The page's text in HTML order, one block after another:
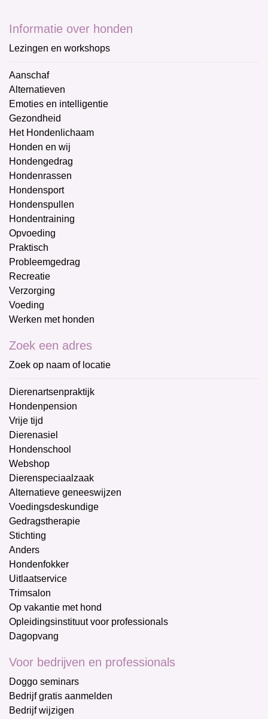
Informatie over honden
Lezingen en workshops
Aanschaf
Alternatieven
Emoties en intelligentie
Gezondheid
Het Hondenlichaam
Honden en wij
Hondengedrag
Hondenrassen
Hondensport
Hondenspullen
Hondentraining
Opvoeding
Praktisch
Probleemgedrag
Recreatie
Verzorging
Voeding
Werken met honden
Zoek een adres
Zoek op naam of locatie
Dierenartsenpraktijk
Hondenpension
Vrije tijd
Dierenasiel
Hondenschool
Webshop
Dierenspeciaalzaak
Alternatieve geneeswijzen
Voedingsdeskundige
Gedragstherapie
Stichting
Anders
Hondenfokker
Uitlaatservice
Trimsalon
Op vakantie met hond
Opleidingsinstituut voor professionals
Dagopvang
Voor bedrijven en professionals
Doggo seminars
Bedrijf gratis aanmelden
Bedrijf wijzigen